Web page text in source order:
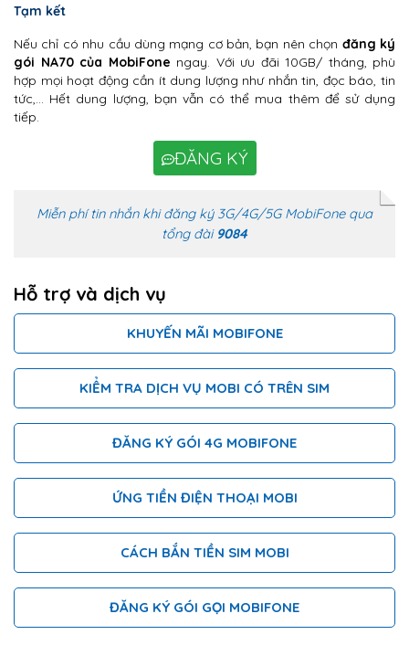
Tạm kết
Nếu chỉ có nhu cầu dùng mạng cơ bản, bạn nên chọn đăng ký
gói NA70 của MobiFone ngay. Với ưu đãi 10GB/ tháng, phù
hợp mọi hoạt động cần ít dung lượng như nhắn tin, đọc báo, tin
tức,… Hết dung lượng, bạn vẫn có thể mua thêm để sử dụng
tiếp.
ĐĂNG KÝ
Miễn phí tin nhắn khi đăng ký 3G/4G/5G MobiFone qua
tổng đài 9084
Hỗ trợ và dịch vụ
KHUYẾN MÃI MOBIFONE
KIỂM TRA DỊCH VỤ MOBI CÓ TRÊN SIM
ĐĂNG KÝ GÓI 4G MOBIFONE
ỨNG TIỀN ĐIỆN THOẠI MOBI
CÁCH BẮN TIỀN SIM MOBI
ĐĂNG KÝ GÓI GỌI MOBIFONE